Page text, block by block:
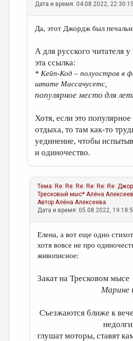
Дата и время: 04.08.2022, 22:30:15
Да, этот Джордж был
А для русского читателя
эта ссылка:
* Кейп-Код – полуостров в
штате Массачусетс,
популярное место для
Хотя, если это
отдыха, то там как-то
уединение, чтобы
и одиночество.
Тема: Re: Re: Re: Re: Re: Re:
Тресковый мыс* Алёна
АвторАлёна Алексеева
Дата и время: 05.08.2022,
Елена, а вот еще одно
хотя вовсе не про
живописное:
Закат на Тресковом мысе
Марине и
Съезжаются ближе к
недолгий
глушат моторы, ставят